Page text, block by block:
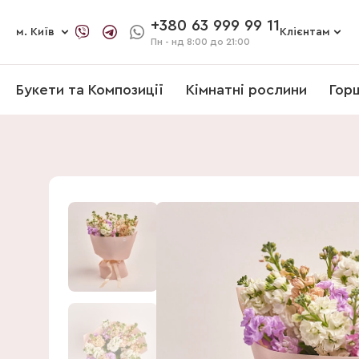
м. Київ +380 63 999 99 11
Пн - нд 8:00 до 21:00
Клієнтам
Букети та Композиції Кімнатні рослини